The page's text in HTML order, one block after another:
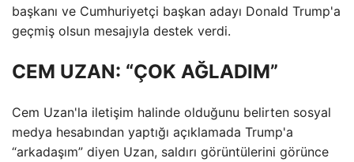
başkanı ve Cumhuriyetçi başkan adayı Donald Trump'a
geçmiş olsun mesajıyla destek verdi.
CEM UZAN: “ÇOK AĞLADIM”
Cem Uzan'la iletişim halinde olduğunu belirten sosyal
medya hesabından yaptığı açıklamada Trump'a
“arkadaşım” diyen Uzan, saldırı görüntülerini görünce